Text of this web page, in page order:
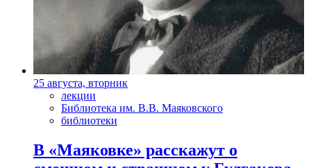
25 августа, вторник
лекции
Библиотека им. В.В. Маяковского
библиотеки
В «Маяковке» расскажут о